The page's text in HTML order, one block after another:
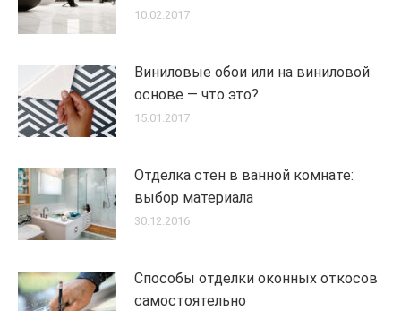
10.02.2017
Виниловые обои или на виниловой
основе — что это?
15.01.2017
Отделка стен в ванной комнате:
выбор материала
30.12.2016
Способы отделки оконных откосов
самостоятельно